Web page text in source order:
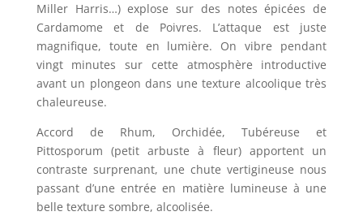
Miller Harris…) explose sur des notes épicées de
Cardamome et de Poivres. L’attaque est juste
magnifique, toute en lumière. On vibre pendant
vingt minutes sur cette atmosphère introductive
avant un plongeon dans une texture alcoolique très
chaleureuse.
Accord de Rhum, Orchidée, Tubéreuse et
Pittosporum (petit arbuste à fleur) apportent un
contraste surprenant, une chute vertigineuse nous
passant d’une entrée en matière lumineuse à une
belle texture sombre, alcoolisée.